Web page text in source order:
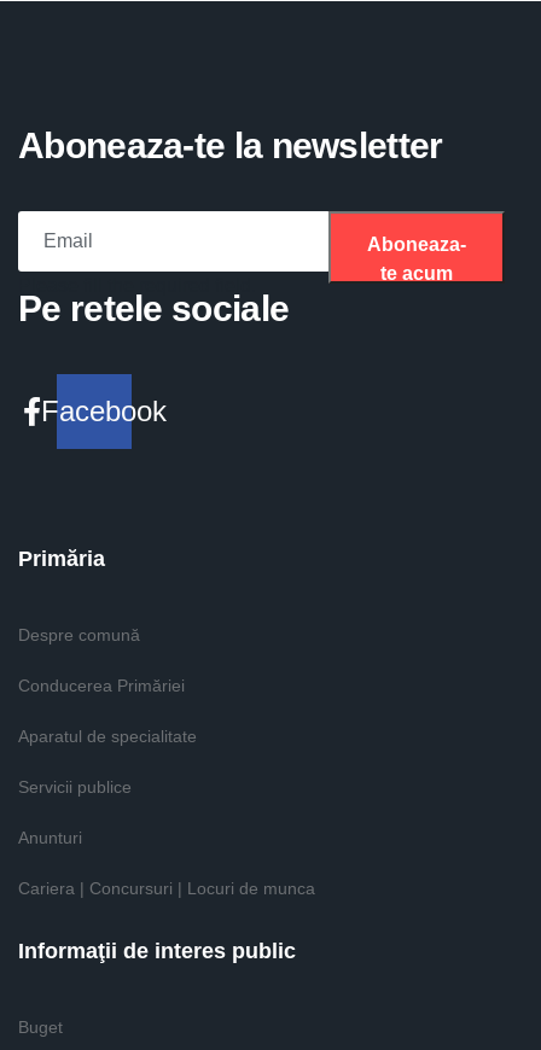
Aboneaza-te la newsletter
Aboneaza-
te acum
Pe retele sociale
Facebook
Primăria
Despre comună
Conducerea Primăriei
Aparatul de specialitate
Servicii publice
Anunturi
Cariera | Concursuri | Locuri de munca
Informaţii de interes public
Buget